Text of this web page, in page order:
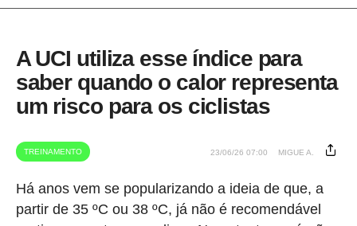
A UCI utiliza esse índice para
saber quando o calor representa
um risco para os ciclistas
TREINAMENTO 23/06/26 07:00 MIGUE A.
Há anos vem se popularizando a ideia de que, a
partir de 35 ºC ou 38 ºC, já não é recomendável